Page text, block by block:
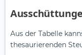
Aus der Tabelle
thesaurierenden